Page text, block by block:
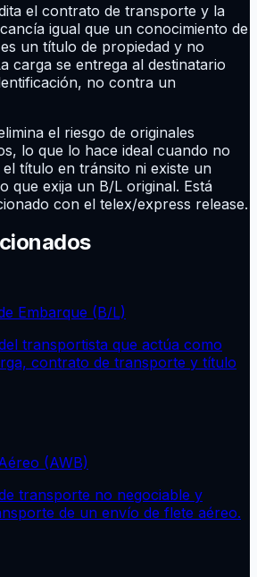
el contrato de transporte y la
igual que un conocimiento de
un título de propiedad y no
carga se entrega al destinatario
no contra un
el riesgo de originales
lo que lo hace ideal cuando no
título en tránsito ni existe un
que exija un B/L original. Está
con el telex/express release.
Embarque (B/L)
transportista que actúa como
contrato de transporte y título
(AWB)
transporte no negociable y
de un envío de flete aéreo.